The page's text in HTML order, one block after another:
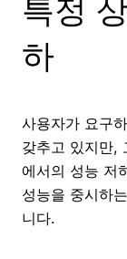
특정
하
사용자가 요구
갖추고 있지만,
에서의 성능 저
성능을 중시하
니다.